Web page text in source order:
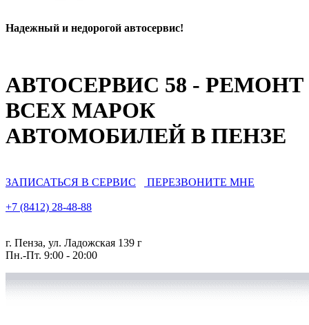
Надежный и недорогой автосервис!
АВТОСЕРВИС 58 - РЕМОНТ
ВСЕХ МАРОК
АВТОМОБИЛЕЙ В ПЕНЗЕ
ЗАПИСАТЬСЯ В СЕРВИС ПЕРЕЗВОНИТЕ МНЕ
+7 (8412) 28-48-88
г. Пенза, ул. Ладожская 139 г
Пн.-Пт. 9:00 - 20:00